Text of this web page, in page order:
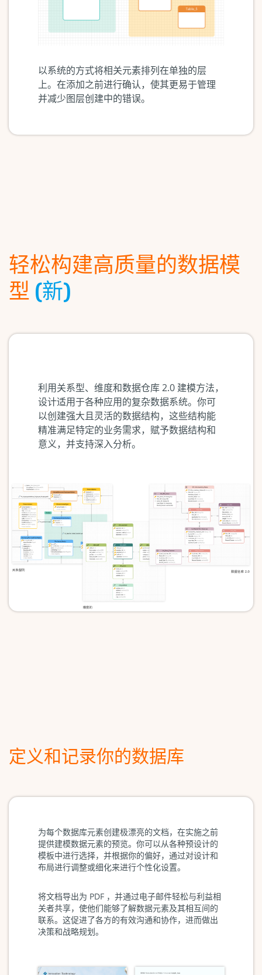
以系统的方式将相关元素排列在单独的层
上。在添加之前进行确认，使其更易于管理
并减少图层创建中的错误。
轻松构建高质量的数据模
型 (新)
利用关系型、维度和数据仓库 2.0 建模方法，
设计适用于各种应用的复杂数据系统。你可
以创建强大且灵活的数据结构，这些结构能
精准满足特定的业务需求，赋予数据结构和
意义，并支持深入分析。
定义和记录你的数据库
为每个数据库元素创建极漂亮的文档，在实施之前
提供建模数据元素的预览。你可以从各种预设计的
模板中进行选择，并根据你的偏好，通过对设计和
布局进行调整或细化来进行个性化设置。
将文档导出为 PDF ，并通过电子邮件轻松与利益相
关者共享，使他们能够了解数据元素及其相互间的
联系。这促进了各方的有效沟通和协作，进而做出
决策和战略规划。